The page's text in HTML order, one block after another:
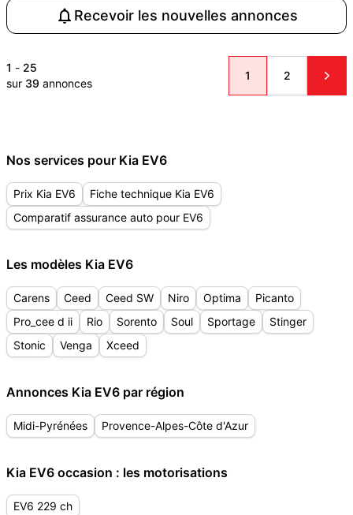
Recevoir les nouvelles annonces
1 - 25
sur 39 annonces
1 2
Nos services pour Kia EV6
Prix Kia EV6
Fiche technique Kia EV6
Comparatif assurance auto pour EV6
Les modèles Kia EV6
Carens Ceed Ceed SW Niro Optima
Picanto
Pro_cee d ii
Rio Sorento Soul Sportage
Stinger
Stonic
Venga Xceed
Annonces Kia EV6 par région
Midi-Pyrénées Provence-Alpes-Côte d'Azur
Kia EV6 occasion : les motorisations
EV6 229 ch